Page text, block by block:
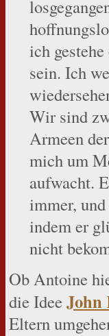
ich
sein. Ich
Wir sind
Armeen
mich um
aufwacht.
immer,
indem er
nicht
Ob Antoine
die Idee John
Eltern